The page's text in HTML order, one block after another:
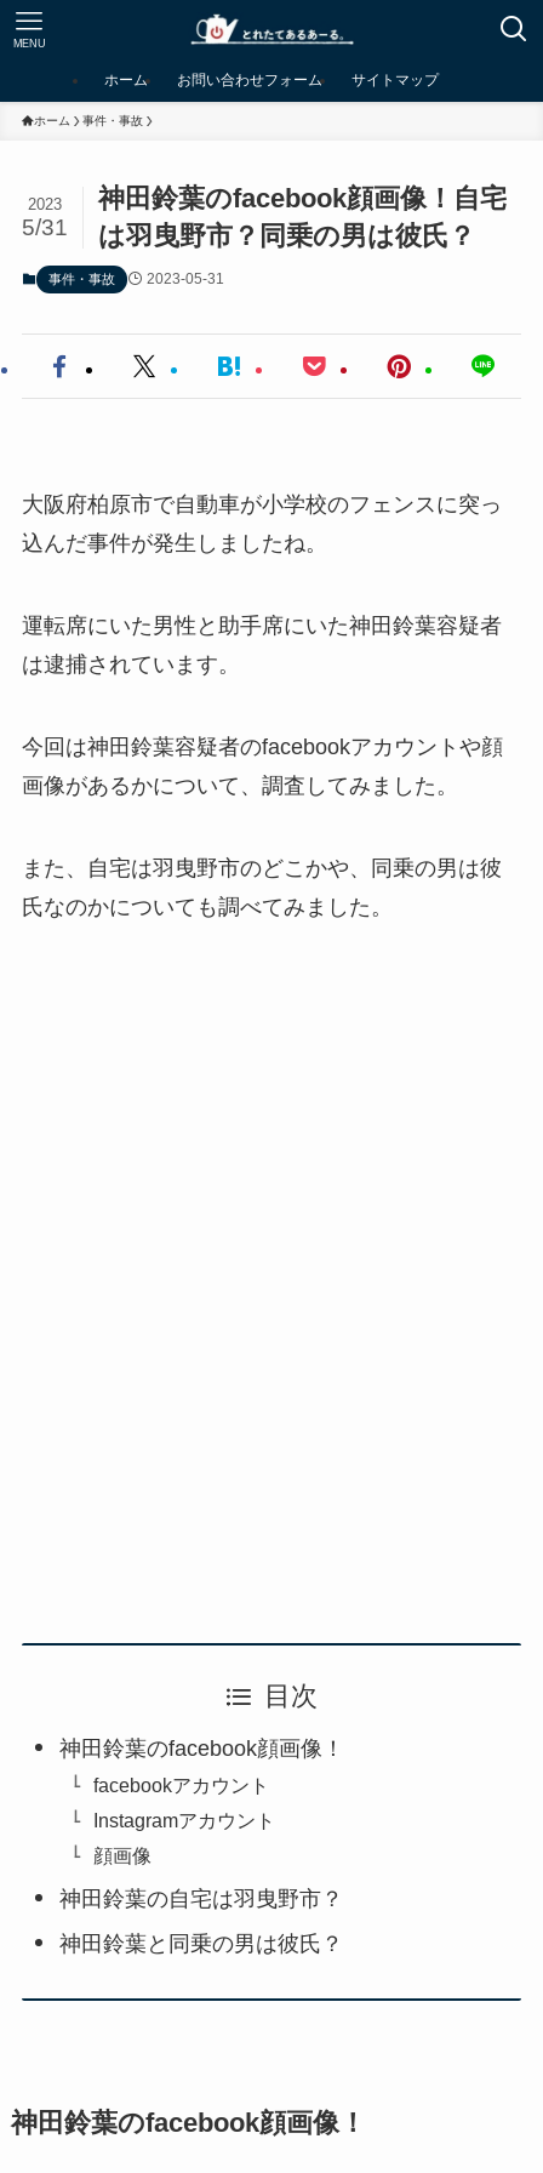
MENU
ホーム お問い合わせフォーム サイトマップ
ホーム 事件・事故
神田鈴葉のfacebook顔画像！自宅
は羽曳野市？同乗の男は彼氏？
2023
5/31
事件・事故 2023-05-31
大阪府柏原市で自動車が小学校のフェンスに突っ
込んだ事件が発生しましたね。
運転席にいた男性と助手席にいた神田鈴葉容疑者
は逮捕されています。
今回は神田鈴葉容疑者のfacebookアカウントや顔
画像があるかについて、調査してみました。
また、自宅は羽曳野市のどこかや、同乗の男は彼
氏なのかについても調べてみました。
目次
神田鈴葉のfacebook顔画像！
facebookアカウント
Instagramアカウント
顔画像
神田鈴葉の自宅は羽曳野市？
神田鈴葉と同乗の男は彼氏？
神田鈴葉のfacebook顔画像！